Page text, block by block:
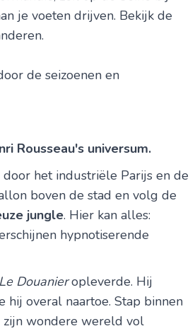
je voeten drijven. Bekijk de
de seizoenen en
Rousseau's universum.
door het industriële Parijs en de
boven de stad en volg de
jungle. Hier kan alles:
hypnotiserende
Le Douanieropleverde. Hij
overal naartoe. Stap binnen
wondere wereld vol